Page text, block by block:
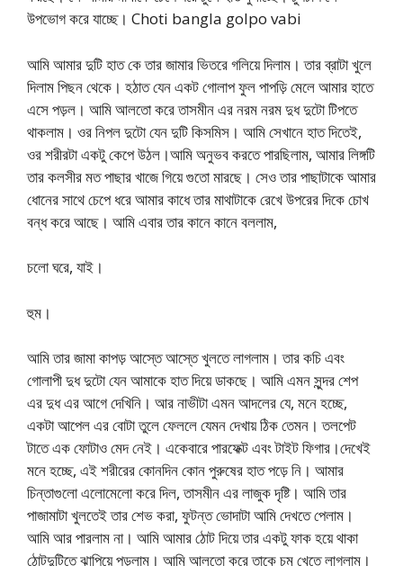
উপভোগ করে যাচ্ছে। Choti bangla golpo vabi
আমি আমার দুটি হাত কে তার জামার ভিতরে গলিয়ে দিলাম। তার ব্রাটা খুলে
দিলাম পিছন থেকে। হঠাত যেন একট গোলাপ ফুল পাপড়ি মেলে আমার হাতে
এসে পড়ল। আমি আলতো করে তাসমীন এর নরম নরম দুধ দুটো টিপতে
থাকলাম। ওর নিপল দুটো যেন দুটি কিসমিস। আমি সেখানে হাত দিতেই,
ওর শরীরটা একটু কেপে উঠল।আমি অনুভব করতে পারছিলাম, আমার লিঙ্গটি
তার কলসীর মত পাছার খাজে গিয়ে গুতো মারছে। সেও তার পাছাটাকে আমার
ধোনের সাথে চেপে ধরে আমার কাধে তার মাথাটাকে রেখে উপরের দিকে চোখ
বন্ধ করে আছে। আমি এবার তার কানে কানে বললাম,
চলো ঘরে, যাই।
হুম।
আমি তার জামা কাপড় আস্তে আস্তে খুলতে লাগলাম। তার কচি এবং
গোলাপী দুধ দুটো যেন আমাকে হাত দিয়ে ডাকছে। আমি এমন সুন্দর শেপ
এর দুধ এর আগে দেখিনি। আর নাভীটা এমন আদলের যে, মনে হচ্ছে,
একটা আপেল এর বোটা তুলে ফেললে যেমন দেখায় ঠিক তেমন। তলপেট
টাতে এক ফোটাও মেদ নেই। একেবারে পারফেক্ট এবং টাইট ফিগার।দেখেই
মনে হচ্ছে, এই শরীরের কোনদিন কোন পুরুষের হাত পড়ে নি। আমার
চিন্তাগুলো এলোমেলো করে দিল, তাসমীন এর লাজুক দৃষ্টি। আমি তার
পাজামাটা খুলতেই তার শেভ করা, ফুটন্ত ভোদাটা আমি দেখতে পেলাম।
আমি আর পারলাম না। আমি আমার ঠোট দিয়ে তার একটু ফাক হয়ে থাকা
ঠোটদুটিতে ঝাপিয়ে পড়লাম। আমি আলতো করে তাকে চুমু খেতে লাগলাম।